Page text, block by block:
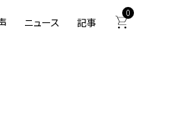
ニュース 記事
0